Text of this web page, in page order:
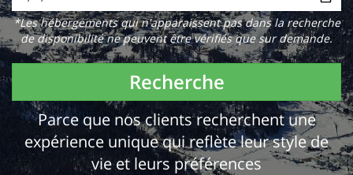
*Les hébergements qui n'apparaissent pas dans la recherche
de disponibilité ne peuvent être vérifiés que sur demande.
Recherche
Parce que nos clients recherchent une
expérience unique qui reflète leur style de
vie et leurs préférences